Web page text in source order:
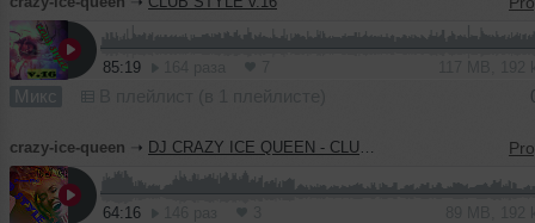
85:19
Микс
crazy-ice-queen ➝ DJ CRAZY ICE QUEEN - CLUB STYLE v.9 (Promo Mix)
64:16